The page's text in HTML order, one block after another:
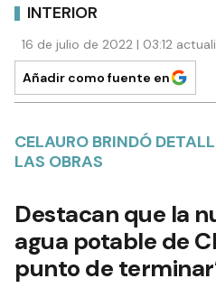
INTERIOR
16 de julio de 2022 | 03:12
Añadir como fuente en
CELAURO BRINDÓ
LAS OBRAS
Destacan que la
agua potable de
punto de